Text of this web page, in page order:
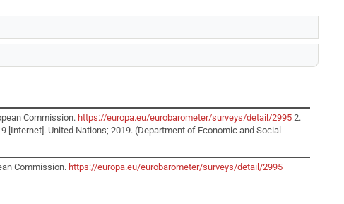
Commission. https://europa.eu/eurobarometer/surveys/detail/2995 2.
[Internet]. United Nations; 2019. (Department of Economic and Social
Commission. https://europa.eu/eurobarometer/surveys/detail/2995